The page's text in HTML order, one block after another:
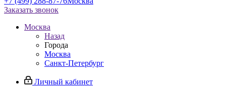
Заказать звонок
Москва
Назад
Города
Москва
Санкт-Петербург
Личный кабинет